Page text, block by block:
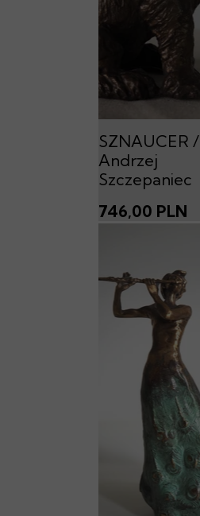
SZNAUCER /
Andrzej
Szczepaniec
746,00 PLN